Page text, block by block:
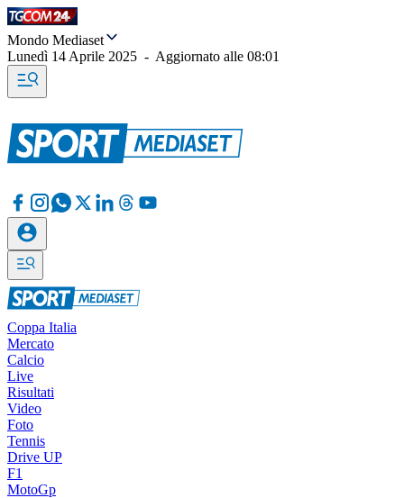
Mondo Mediaset
Lunedì 14 Aprile 2025 - Aggiornato alle 08:01
Coppa Italia
Mercato
Calcio
Live
Risultati
Video
Foto
Tennis
Drive UP
F1
MotoGp